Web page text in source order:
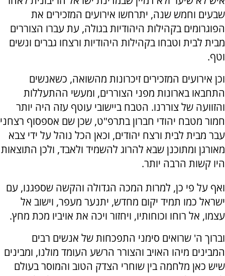
שבעים וחמש שנה, יתרחשו אירועים המזכירים את
הפוגרומים בקהילות היהודיות בגולה, עת עברו הצוררים
מבית לבית וטבחו בקהילות היהודיות ורצחו גברים ונשים
וטף.
וכן אירועים המזכירים זיכרונות מהשואה, כשאנשים
התחבאו בארונות מפני הצוררים, ומעשי ההתעללות
והזוועה של צוררנו. הטבח ביישובי עוטף עזה היה יותר
חמור מטבח יהודי חברון בתרפ"ט, שכן שם אספסוף רצחני
עבר מבית לבית ורצח יהודים, וכאן הכל נוהל על ידי צבא
מאורגן ומתוכנן שבא להרוג להשמיד ולאבד, ולכן התוצאות
היו קשות הרבה יותר.
ואף על פי כן, למרות המכה הגדולה והקשה שספגנו, עם
ישראל כמו תמיד יקום מחדש, יתנער מעפר, וישוב אל
עצמו, אל רוחו וכוחותיו, ויחזור ויכה את אויביו מכת מחץ.
וברוך ה' שרואים סימני התפכחות של אנשים רבים
המבינים מיהו האויב והצורר הרשע העומד מולנו, ומבינים
שיש כאן מלחמה בין שוחרי הצדק הטוב והמוסר בעולם